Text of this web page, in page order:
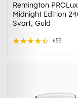
Remington
Midnight Edition
Svart, Guld
653